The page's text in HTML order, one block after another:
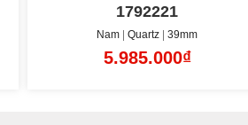
1792220
Nam Quartz 39mm
5.985.000₫